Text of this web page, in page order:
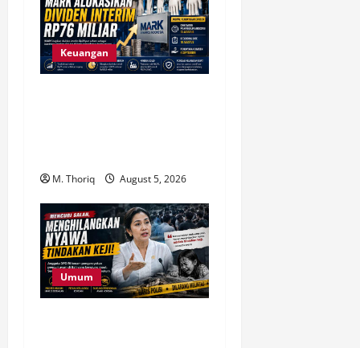
Keuangan
M. Thoriq August 5, 2026
Umum